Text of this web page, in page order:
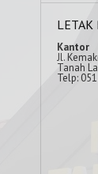
LETAK
Kantor
Jl.
Tanah
Telp: